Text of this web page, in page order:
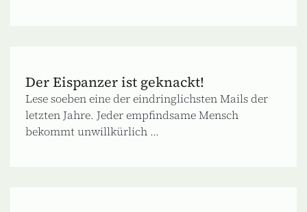
Der Eispanzer ist geknackt!
Lese soeben eine der eindringlichsten Mails der
letzten Jahre. Jeder empfindsame Mensch
bekommt unwillkürlich ...